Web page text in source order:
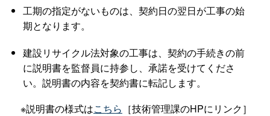
工期の指定がないものは、契約日の翌日が工事の始
期となります。
建設リサイクル法対象の工事は、契約の手続きの前
に説明書を監督員に持参し、承諾を受けてくださ
い。説明書の内容を契約書に転記します。
※説明書の様式はこちら ［技術管理課のHPにリンク］